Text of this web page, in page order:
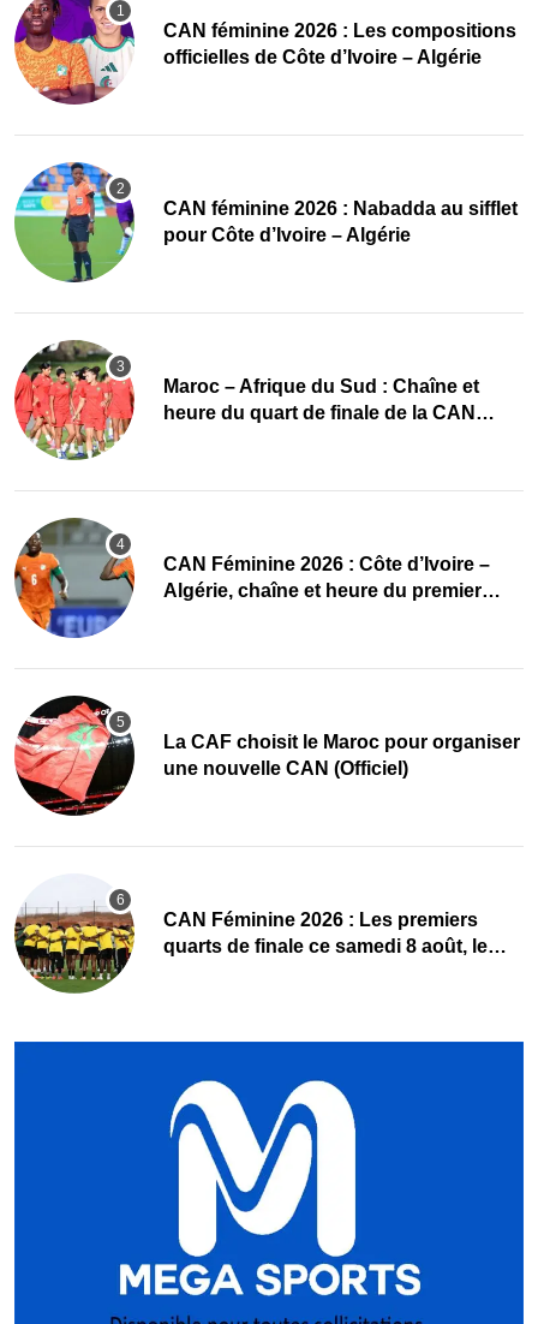
‎CAN féminine 2026 : Les compositions
officielles de Côte d’Ivoire – Algérie
‎CAN féminine 2026 : Nabadda au sifflet
pour Côte d’Ivoire – Algérie
Maroc – Afrique du Sud : Chaîne et
heure du quart de finale de la CAN
CAN Féminine 2026 : Côte d’Ivoire –
Algérie, chaîne et heure du premier
La CAF choisit le Maroc pour organiser
une nouvelle CAN (Officiel)
CAN Féminine 2026 : Les premiers
quarts de finale ce samedi 8 août, le